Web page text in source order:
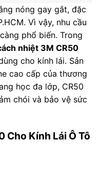
nóng gay gắt, đặc
Vì vậy, nhu cầu
phổ biến. Trong
nhiệt 3M CR50
cho kính lái. Sản
cao cấp của thương
học đa lớp, CR50
chói và bảo vệ sức
Cho Kính Lái Ô Tô